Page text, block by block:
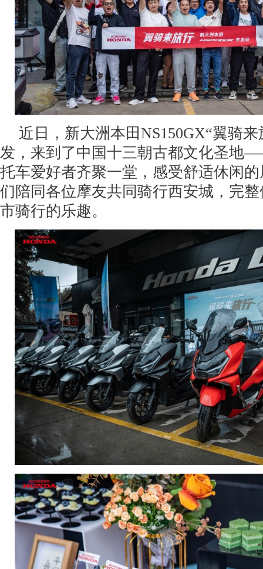
近日，新大洲本田NS150GX“翼骑
发，来到了中国十三朝古都文化圣地
托车爱好者齐聚一堂，感受舒适休闲
们陪同各位摩友共同骑行西安城，完整
市骑行的乐趣。